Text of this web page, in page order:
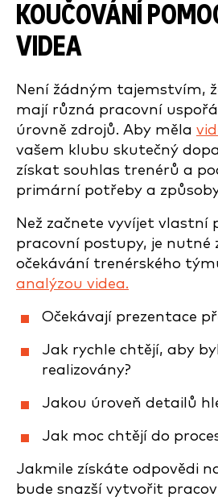
KOUČOVÁNÍ
VIDEA
Není žádným tajemstvím,
mají různá pracovní
úrovně zdrojů. Aby měla
vašem klubu skutečný
získat souhlas trenérů a
primární potřeby a
Než začnete vyvíjet vlastní
pracovní postupy, je nutné
očekávání trenérského
analýzou videa.
Očekávají prezentace
Jak rychle chtějí, aby
realizovány?
Jakou úroveň detailů
Jak moc chtějí do
Jakmile získáte odpovědi
bude snazší vytvořit